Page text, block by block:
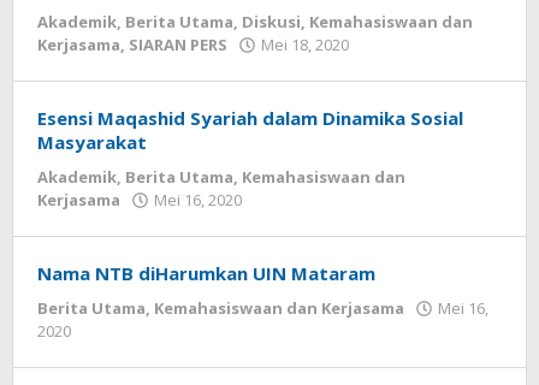
Akademik, Berita Utama, Diskusi, Kemahasiswaan dan
Kerjasama, SIARAN PERS Mei 18, 2020
Esensi Maqashid Syariah dalam Dinamika Sosial
Masyarakat
Akademik, Berita Utama, Kemahasiswaan dan
Kerjasama
Mei 16, 2020
Nama NTB diHarumkan UIN Mataram
Berita Utama, Kemahasiswaan dan Kerjasama
Mei 16,
2020